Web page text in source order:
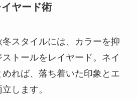
ヤード術
スタイルには、カラーを抑
トールをレイヤード。ネイ
れば、落ち着いた印象とエ
します。